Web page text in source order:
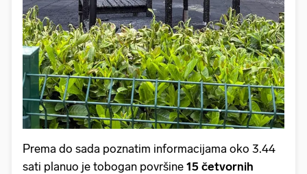
Prema do sada poznatim informacijama oko 3.44
sati planuo je tobogan površine 15 četvornih